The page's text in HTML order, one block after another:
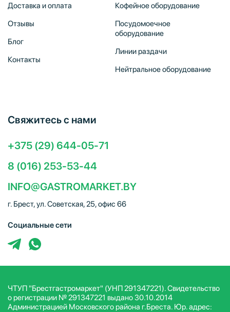
Доставка и оплата
Отзывы
Блог
Контакты
Кофейное оборудование
Посудомоечное
оборудование
Линии раздачи
Нейтральное оборудование
Свяжитесь с нами
+375 (29) 644-05-71
8 (016) 253-53-44
INFO@GASTROMARKET.BY
г. Брест, ул. Советская, 25, офис 66
Социальные сети
ЧТУП "Брестгастромаркет" (УНП 291347221). Свидетельство
о регистрации № 291347221 выдано 30.10.2014
Администрацией Московского района г.Бреста. Юр. адрес: